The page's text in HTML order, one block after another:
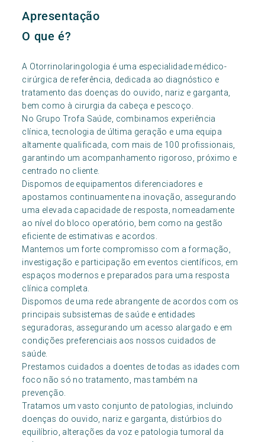
Apresentação
O que é?
A Otorrinolaringologia é uma especialidade médico-
cirúrgica de referência, dedicada ao diagnóstico e
tratamento das doenças do ouvido, nariz e garganta,
bem como à cirurgia da cabeça e pescoço.
No Grupo Trofa Saúde, combinamos experiência
clínica, tecnologia de última geração e uma equipa
altamente qualificada, com mais de 100 profissionais,
garantindo um acompanhamento rigoroso, próximo e
centrado no cliente.
Dispomos de equipamentos diferenciadores e
apostamos continuamente na inovação, assegurando
uma elevada capacidade de resposta, nomeadamente
ao nível do bloco operatório, bem como na gestão
eficiente de estimativas e acordos.
Mantemos um forte compromisso com a formação,
investigação e participação em eventos científicos, em
espaços modernos e preparados para uma resposta
clínica completa.
Dispomos de uma rede abrangente de acordos com os
principais subsistemas de saúde e entidades
seguradoras, assegurando um acesso alargado e em
condições preferenciais aos nossos cuidados de
saúde.
Prestamos cuidados a doentes de todas as idades com
foco não só no tratamento, mas também na
prevenção.
Tratamos um vasto conjunto de patologias, incluindo
doenças do ouvido, nariz e garganta, distúrbios do
equilíbrio, alterações da voz e patologia tumoral da